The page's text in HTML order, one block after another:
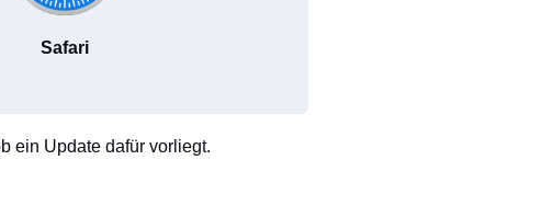
Safari
ein Update dafür vorliegt.